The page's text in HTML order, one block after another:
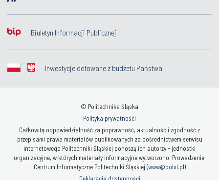
Biuletyn Informacji Publicznej
Inwestycje dotowane z budżetu Państwa
© Politechnika Śląska
Polityka prywatności
Całkowitą odpowiedzialność za poprawność, aktualność i zgodność z
przepisami prawa materiałów publikowanych za pośrednictwem serwisu
internetowego Politechniki Śląskiej ponoszą ich autorzy - jednostki
organizacyjne, w których materiały informacyjne wytworzono. Prowadzenie:
Centrum Informatyczne Politechniki Śląskiej (www@polsl.pl)